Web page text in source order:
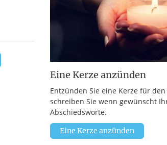
Eine Kerze anzünden
Entzünden Sie eine Kerze für
schreiben Sie wenn gewünscht
Abschiedsworte.
Eine Kerze anzünden